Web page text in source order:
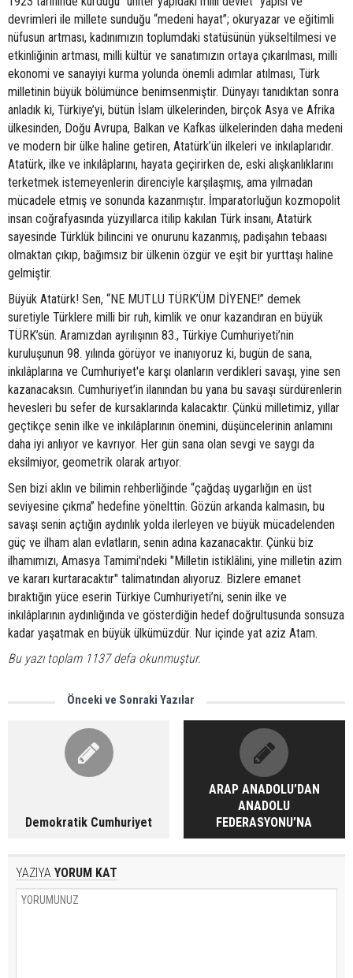
devrimleri ile millete sunduğu “medeni hayat”; okuryazar ve eğitimli
nüfusun artması, kadınımızın toplumdaki statüsünün yükseltilmesi ve
etkinliğinin artması, milli kültür ve sanatımızın ortaya çıkarılması, milli
ekonomi ve sanayiyi kurma yolunda önemli adımlar atılması, Türk
milletinin büyük bölümünce benimsenmiştir. Dünyayı tanıdıktan sonra
anladık ki, Türkiye’yi, bütün İslam ülkelerinden, birçok Asya ve Afrika
ülkesinden, Doğu Avrupa, Balkan ve Kafkas ülkelerinden daha medeni
ve modern bir ülke haline getiren, Atatürk’ün ilkeleri ve inkılaplarıdır.
Atatürk, ilke ve inkılâplarını, hayata geçirirken de, eski alışkanlıklarını
terketmek istemeyenlerin direnciyle karşılaşmış, ama yılmadan
mücadele etmiş ve sonunda kazanmıştır. İmparatorluğun kozmopolit
insan coğrafyasında yüzyıllarca itilip kakılan Türk insanı, Atatürk
sayesinde Türklük bilincini ve onurunu kazanmış, padişahın tebaası
olmaktan çıkıp, bağımsız bir ülkenin özgür ve eşit bir yurttaşı haline
gelmiştir.
Büyük Atatürk! Sen, “NE MUTLU TÜRK’ÜM DİYENE!” demek
suretiyle Türklere milli bir ruh, kimlik ve onur kazandıran en büyük
TÜRK’sün. Aramızdan ayrılışının 83., Türkiye Cumhuriyeti’nin
kuruluşunun 98. yılında görüyor ve inanıyoruz ki, bugün de sana,
inkılâplarına ve Cumhuriyet'e karşı olanların verdikleri savaşı, yine sen
kazanacaksın. Cumhuriyet’in ilanından bu yana bu savaşı sürdürenlerin
hevesleri bu sefer de kursaklarında kalacaktır. Çünkü milletimiz, yıllar
geçtikçe senin ilke ve inkılâplarının önemini, düşüncelerinin anlamını
daha iyi anlıyor ve kavrıyor. Her gün sana olan sevgi ve saygı da
eksilmiyor, geometrik olarak artıyor.
Sen bizi aklın ve bilimin rehberliğinde “çağdaş uygarlığın en üst
seviyesine çıkma” hedefine yönelttin. Gözün arkanda kalmasın, bu
savaşı senin açtığın aydınlık yolda ilerleyen ve büyük mücadelenden
güç ve ilham alan evlatların, senin adına kazanacaktır. Çünkü biz
ilhamımızı, Amasya Tamimi'ndeki "Milletin istiklâlini, yine milletin azim
ve kararı kurtaracaktır" talimatından alıyoruz. Bizlere emanet
bıraktığın yüce eserin Türkiye Cumhuriyeti’ni, senin ilke ve
inkılâplarının aydınlığında ve gösterdiğin hedef doğrultusunda sonsuza
kadar yaşatmak en büyük ülkümüzdür. Nur içinde yat aziz Atam.
Bu yazı toplam 1137 defa okunmuştur.
Önceki ve Sonraki Yazılar
Demokratik Cumhuriyet
ARAP ANADOLU’DAN
ANADOLU
FEDERASYONU’NA
YAZIYA YORUM KAT